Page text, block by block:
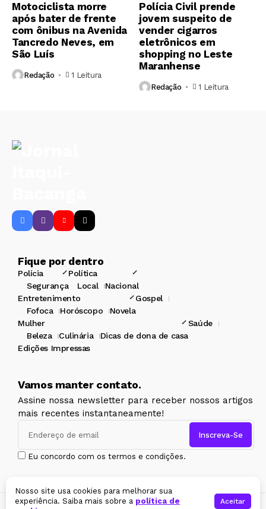
Motociclista morre
após bater de frente
com ônibus na Avenida
Tancredo Neves, em
São Luís
Redação 1 Leitura
Polícia Civil prende
jovem suspeito de
vender cigarros
eletrônicos em
shopping no Leste
Maranhense
Redação 1 Leitura
Fique por dentro
Polícia
Segurança
Política
Local
Nacional
Entretenimento
Fofoca
Horóscopo Novela
Gospel
Mulher
Beleza
Culinária Dicas de dona de casa
Saúde
Edições Impressas
Vamos manter contato.
Assine nossa newsletter para receber nossos artigos
mais recentes instantaneamente!
Eu concordo com os termos e condições.
Copyright ©2026 Jornal Itaqui-Bacanga. Todos os direitos
Nosso site usa cookies para melhorar sua
experiência. Saiba mais sobre a política de
Aceitar